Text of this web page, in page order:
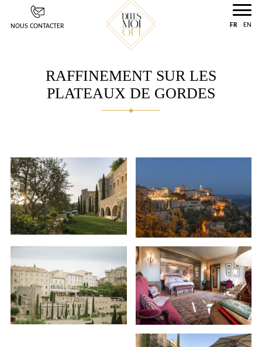
NOUS CONTACTER FR EN
RAFFINEMENT SUR LES
PLATEAUX DE GORDES
Panneau de gestion des cookies